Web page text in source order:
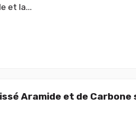
et la...
Aramide et de